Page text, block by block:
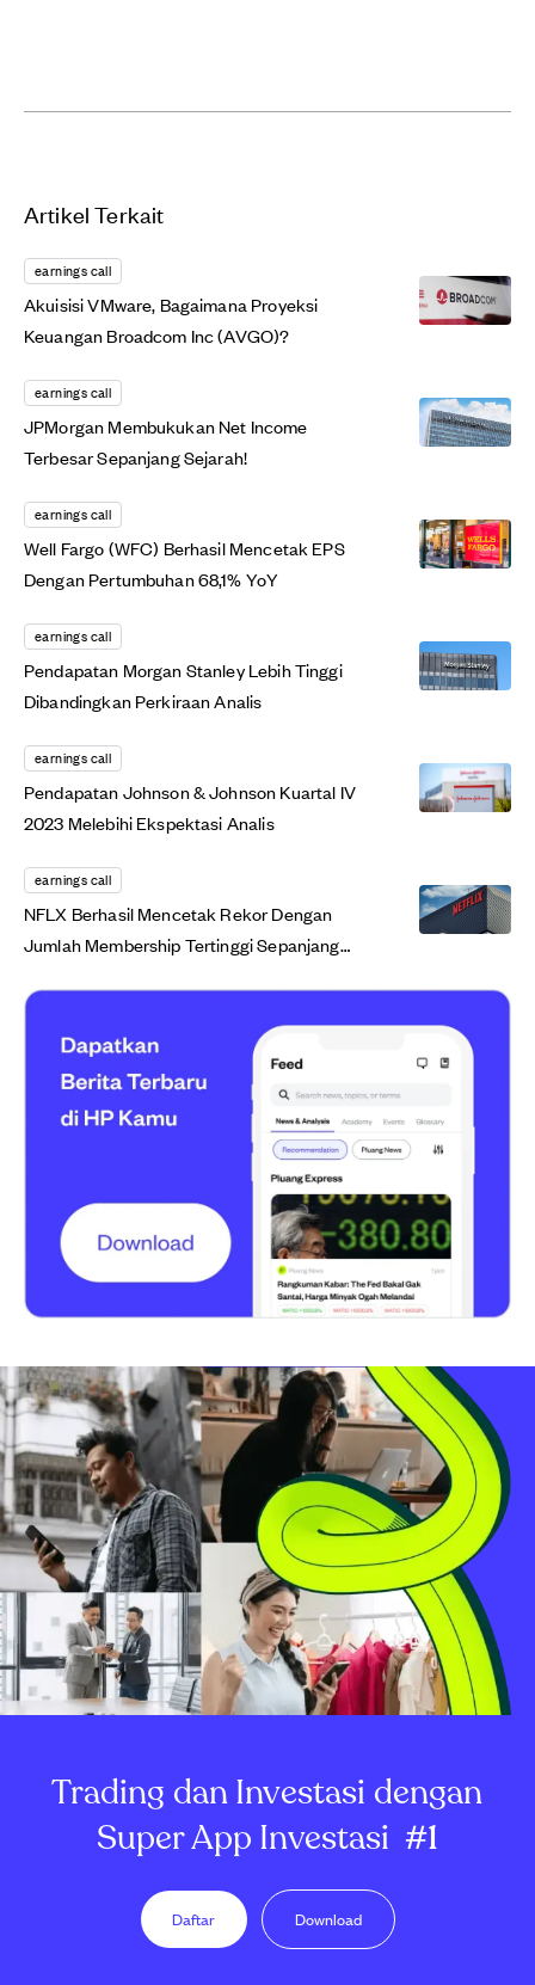
Artikel Terkait
earnings call
Akuisisi VMware, Bagaimana Proyeksi
Keuangan Broadcom Inc (AVGO)?
earnings call
JPMorgan Membukukan Net Income
Terbesar Sepanjang Sejarah!
earnings call
Well Fargo (WFC) Berhasil Mencetak EPS
Dengan Pertumbuhan 68,1% YoY
earnings call
Pendapatan Morgan Stanley Lebih Tinggi
Dibandingkan Perkiraan Analis
earnings call
Pendapatan Johnson & Johnson Kuartal IV
2023 Melebihi Ekspektasi Analis
earnings call
NFLX Berhasil Mencetak Rekor Dengan
Jumlah Membership Tertinggi Sepanjang
Trading dan Investasi dengan
Super App Investasi #1
Daftar Download